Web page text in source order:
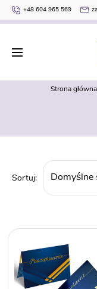
+48 604 965 569
Strona główna